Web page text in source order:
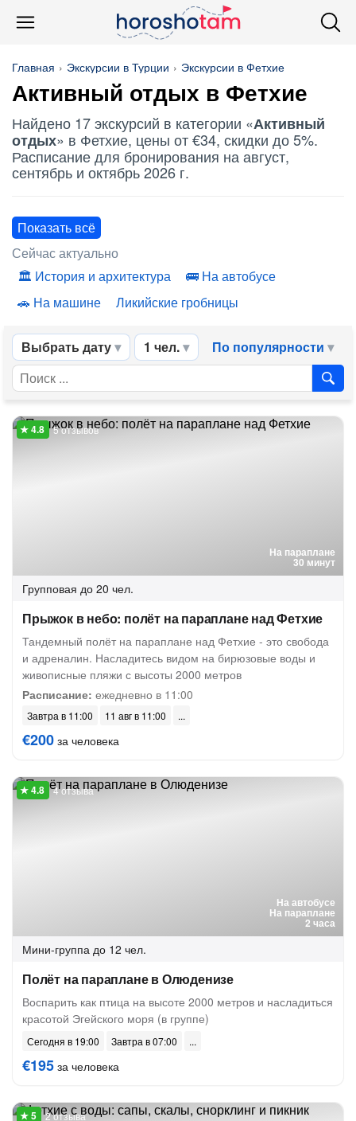
Главная Экскурсии в Турции Экскурсии в Фетхие
Активный отдых в Фетхие
Найдено 17 экскурсий в категории «Активный
отдых» в Фетхие, цены от €34, скидки до 5%.
Расписание для бронирования на август,
сентябрь и октябрь 2026 г.
Показать всё
Сейчас актуально
История и архитектура
На автобусе
На машине
Ликийские гробницы
Выбрать дату 1 чел. По популярности
На параплане
30 минут
5 отзывов
Групповая до 20 чел.
Прыжок в небо: полёт на параплане над Фетхие
Тандемный полёт на параплане над Фетхие - это свобода
и адреналин. Насладитесь видом на бирюзовые воды и
живописные пляжи с высоты 2000 метров
Расписание: ежедневно в 11:00
Завтра в 11:00 11 авг в 11:00
€200 за человека
На автобусе
На параплане
2 часа
4 отзыва
Мини-группа до 12 чел.
Полёт на параплане в Олюденизе
Воспарить как птица на высоте 2000 метров и насладиться
красотой Эгейского моря (в группе)
Сегодня в 19:00 Завтра в 07:00
€195 за человека
2 отзыва